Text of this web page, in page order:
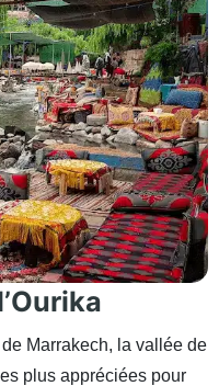
Marrakech, la vallée de
plus appréciées pour